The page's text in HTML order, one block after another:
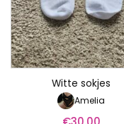
Witte sokjes
Amelia